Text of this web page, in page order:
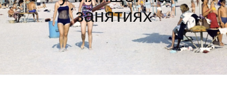
занятиях